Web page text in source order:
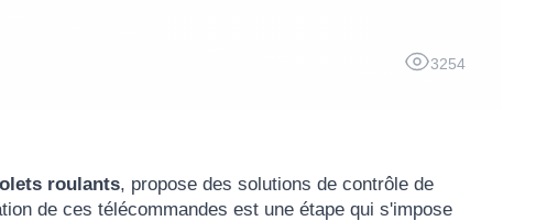
3254
roulants, propose des solutions de contrôle de
de ces télécommandes est une étape qui s'impose